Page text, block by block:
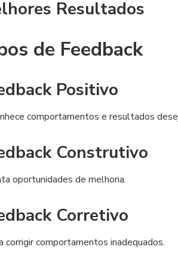
Resultados
de Feedback
Positivo
comportamentos e resultados
Construtivo
oportunidades de melhoria.
Corretivo
corrigir comportamentos inadequados.